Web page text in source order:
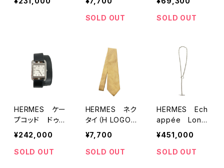
SOLD OUT
SOLD OUT
HERMES ケー
プコッド ドゥブ
ルトゥール(マル
ジェラ期)自動巻
き
¥242,000
SOLD OUT
HERMES ネク
タイ（H LOGO-
YELLOW)
¥7,700
SOLD OUT
HERMES Ech
appée Long
Necklace
¥451,000
SOLD OUT